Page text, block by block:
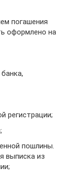
погашения
оформлено на
регистрации;
пошлины.
выписка из